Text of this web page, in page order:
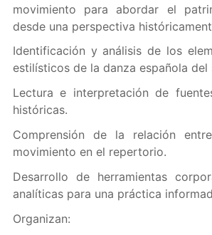
movimiento para abordar el
desde una perspectiva
Identificación y análisis de los
estilísticos de la danza española del
Lectura e interpretación de
históricas.
Comprensión de la relación
movimiento en el repertorio.
Desarrollo de herramientas
analíticas para una práctica
Organizan: